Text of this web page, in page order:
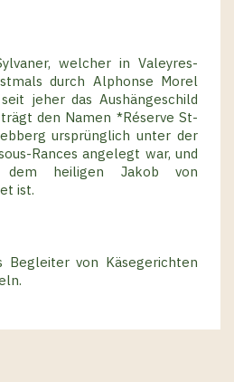
welcher in Valeyres-
durch Alphonse Morel
jeher das Aushängeschild
den Namen *Réserve St-
ursprünglich unter der
Rances angelegt war, und
dem heiligen Jakob von
ist.
Begleiter von Käsegerichten